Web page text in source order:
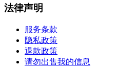
法律声明
服务条款
隐私政策
退款政策
请勿出售我的信息